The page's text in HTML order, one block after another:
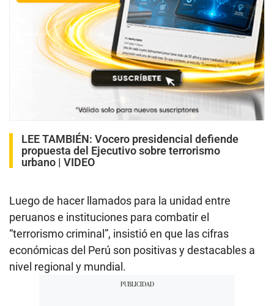
LEE TAMBIÉN: Vocero presidencial defiende
propuesta del Ejecutivo sobre terrorismo
urbano | VIDEO
Luego de hacer llamados para la unidad entre
peruanos e instituciones para combatir el
“terrorismo criminal”, insistió en que las cifras
económicas del Perú son positivas y destacables a
nivel regional y mundial.